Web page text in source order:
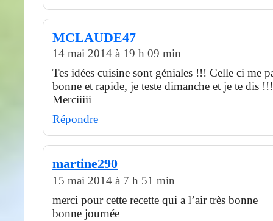
MCLAUDE47
14 mai 2014 à 19 h 09 min
Tes idées cuisine sont géniales !!! Celle ci me
bonne et rapide, je teste dimanche et je te dis
Merciiiii
Répondre
martine290
15 mai 2014 à 7 h 51 min
merci pour cette recette qui a l’air très bonne
bonne journée